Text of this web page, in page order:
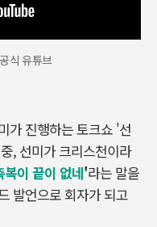
식 유튜브
가 진행하는 토크쇼 '선
, 선미가 크리스천이라
이 끝이 없네'라는 말을
발언으로 회자가 되고